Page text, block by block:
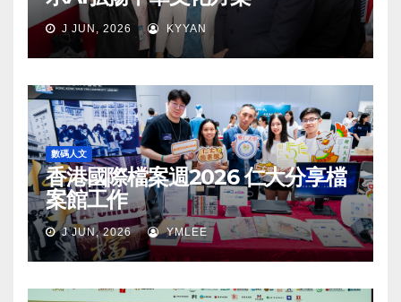
J JUN, 2026 KYYAN
數碼人文
香港國際檔案週2026 仁大分享檔
案館工作
J JUN, 2026 YMLEE